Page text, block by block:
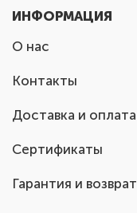
ИНФОРМАЦИЯ
О нас
Контакты
Доставка и оплата
Сертификаты
Гарантия и возврат